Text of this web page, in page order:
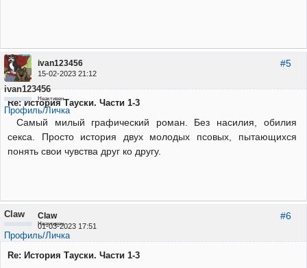
#5
ivan123456
15-02-2023 21:12
ivan123456
Неактивен
Профиль/Личка
Re: История Тауски. Части 1-3
Самый милый графический роман. Без насилия, обилия
секса. Просто история двух молодых псовых, пытающихся
понять свои чувства друг ко другу.
#6
Claw
01-03-2023 17:51
Claw
Неактивен
Профиль/Личка
Re: История Тауски. Части 1-3